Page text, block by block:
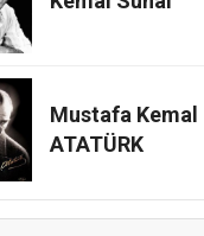
Mustafa Kemal
ATATÜRK